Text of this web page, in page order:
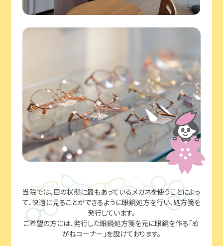
当院では、目の状態に最もあっているメガネを使うことによっ
て、快適に見ることができるように眼鏡処方を行い、処方箋を
発行しています。
ご希望の方には、発行した眼鏡処方箋を元に眼鏡を作る「め
がねコーナー」を設けております。